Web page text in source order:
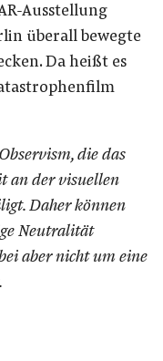
Ausstellung
überall bewegte
Da heißt es
die das
an der visuellen
Daher können
Neutralität
aber nicht um eine